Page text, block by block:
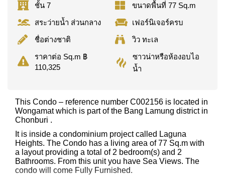
ชั้น 7
ขนาดพื้นที่ 77 Sq.m
สระว่ายน้ำ ส่วนกลาง
เฟอร์นิเจอร์ครบ
ชื่อต่างชาติ
วิว ทะเล
ราคาต่อ Sq.m ฿
110,325
ซาวน่าหรือห้องอบไอ
น้ำ
This Condo – reference number C002156 is located in
Wongamat which is part of the Bang Lamung district in
Chonburi .
It is inside a condominium project called Laguna
Heights. The Condo has a living area of 77 Sq.m with
a layout providing a total of 2 bedroom(s) and 2
Bathrooms. From this unit you have Sea Views. The
condo will come Fully Furnished.